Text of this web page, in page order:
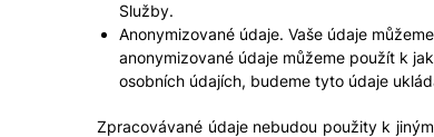
Služby.
Anonymizované údaje. Vaše údaje
anonymizované údaje můžeme použít k
osobních údajích, budeme tyto údaje
Zpracovávané údaje nebudou použity k